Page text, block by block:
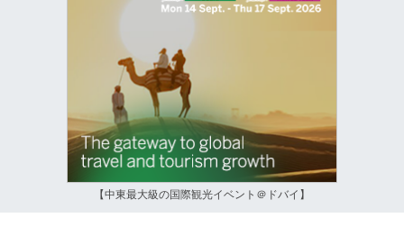
【中東最大級の国際観光イベント＠ドバイ】